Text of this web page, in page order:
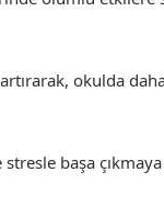
okulda
başa çıkmaya